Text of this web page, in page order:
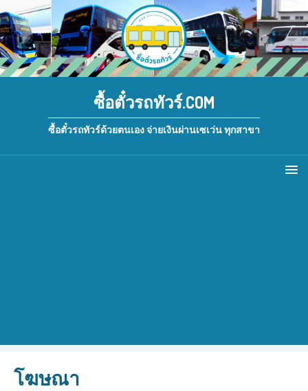
ซื้อตั๋วรถทัวร์.COM
ซื้อตั๋วรถทัวร์ด้วยตนเอง จ่ายเงินผ่านเซเว่น ทุกสาขา
โฆษณา